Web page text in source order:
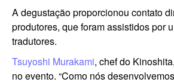
A degustação proporcionou contato
produtores, que foram assistidos por
tradutores.
Tsuyoshi Murakami, chef do
no evento. “Como nós